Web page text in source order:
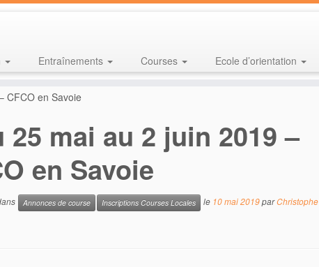
Entraînements Courses Ecole d’orientation
CFCO en Savoie
25 mai au 2 juin 2019 –
en Savoie
Annonces de course Inscriptions Courses Locales le 10 mai 2019parChristophe